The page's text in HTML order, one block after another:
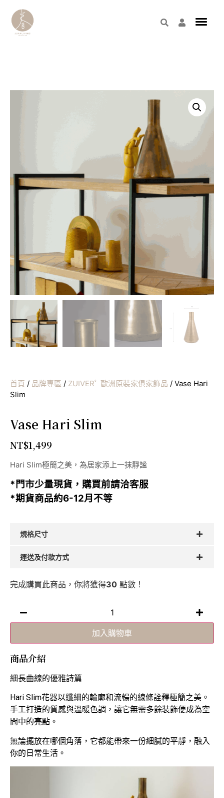
首頁 / 品牌專區 / ZUIVERﾟ 歐洲原裝家俱家飾品 / Vase Hari
Slim
Vase Hari Slim
NT$1,499
Hari Slim極簡之美，為居家添上一抹靜謐
*門市少量現貨，購買前請洽客服
*期貨商品約6-12月不等
規格尺寸
運送及付款方式
完成購買此商品，你將獲得30 點數！
加入購物車
商品介紹
細長曲線的優雅詩篇
Hari Slim花器以纖細的輪廓和流暢的線條詮釋極簡之美。
手工打造的質感與溫暖色調，讓它無需多餘裝飾便成為空
間中的亮點。
無論擺放在哪個角落，它都能帶來一份細膩的平靜，融入
你的日常生活。